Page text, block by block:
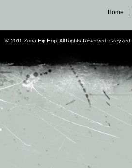
Home
© 2010 Zona Hip Hop. All Rights Reserved.